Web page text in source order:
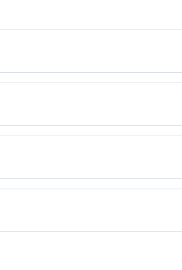
złuszcza, nawilża, rewitalizuje i
zawiera także kwasy
GLYCERYL STEARATE, PEG-100
COPOLYMER, HYDROGENATED COCO-
CHOLESTEROL, SODIUM LAUROYL
DISODIUM EDTA,
Pozostawić na około 5 minut.